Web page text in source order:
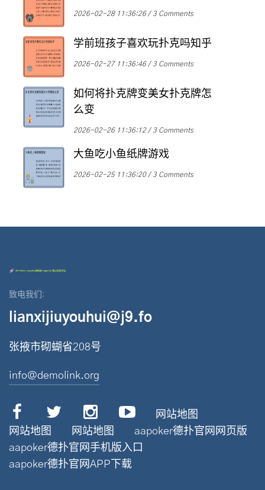
2026-02-28 11:36:26 3 Comments
学前班孩子喜欢玩扑克吗知乎
2026-02-27 11:36:46 3 Comments
如何将扑克牌变美女扑克牌怎
么变
2026-02-26 11:36:12 3 Comments
大鱼吃小鱼纸牌游戏
2026-02-25 11:36:20 3 Comments
致电我们:
lianxijiuyouhui@j9.fo
张掖市砌蝴省208号
info@demolink.org
网站地图
网站地图
网站地图
aapoker德扑官网网页版
aapoker德扑官网手机版入口
aapoker德扑官网APP下载